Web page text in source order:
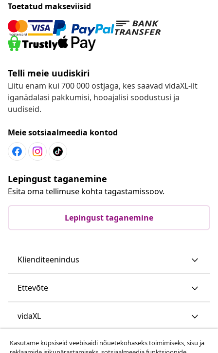
Toetatud makseviisid
Telli meie uudiskiri
Liitu enam kui 700 000 ostjaga, kes saavad vidaXL-ilt
iganädalasi pakkumisi, hooajalisi soodustusi ja
uudiseid.
Meie sotsiaalmeedia kontod
Lepingust taganemine
Esita oma tellimuse kohta tagastamissoov.
Lepingust taganemine
Klienditeenindus
Ettevõte
vidaXL
Vaata rohkem
Kasutame küpsiseid veebisaidi nõuetekohaseks toimimiseks, sisu ja